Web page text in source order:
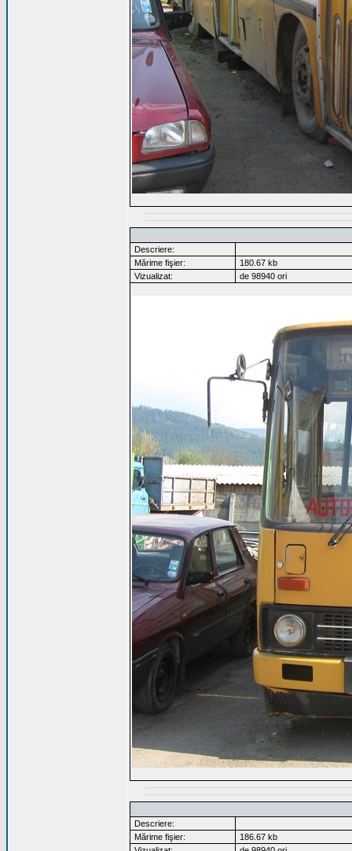
Descriere:
Mărime fişier:
180.67 kb
Vizualizat:
de 98940 ori
Descriere:
Mărime fişier:
186.67 kb